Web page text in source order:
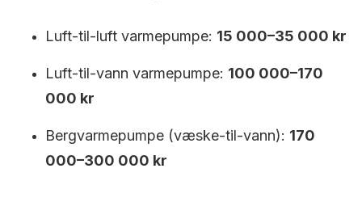
Luft-til-luft varmepumpe: 15 000–35 000 kr
Luft-til-vann varmepumpe: 100 000–170
000 kr
Bergvarmepumpe (væske-til-vann): 170
000–300 000 kr